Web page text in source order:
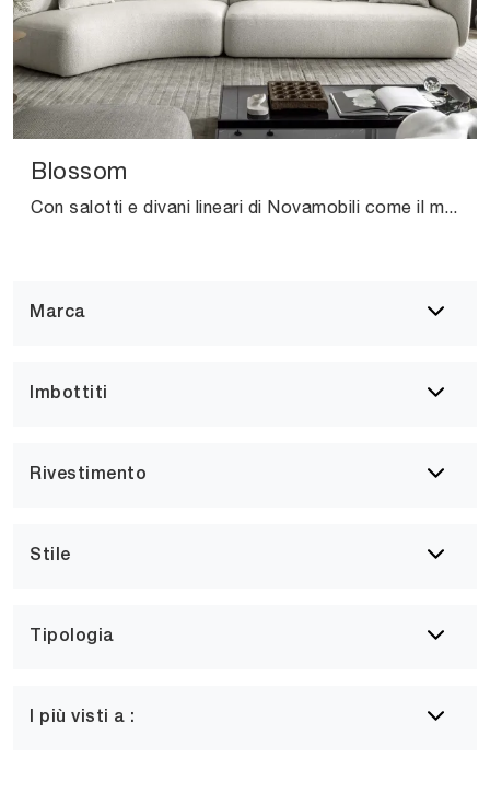
Marca
Imbottiti
Rivestimento
Stile
Tipologia
I più visti a :
Blossom
Con salotti e divani lineari di Novamobili come il modello Blossom in tessuto, potrai completare il tuo progetto d'arredo.